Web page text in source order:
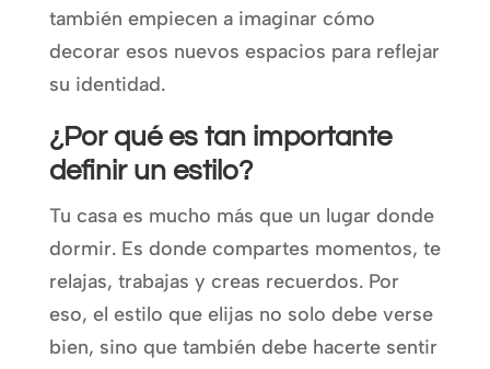
también empiecen a imaginar cómo
decorar esos nuevos espacios para reflejar
su identidad.
¿Por qué es tan importante
definir un estilo?
Tu casa es mucho más que un lugar donde
dormir. Es donde compartes momentos, te
relajas, trabajas y creas recuerdos. Por
eso, el estilo que elijas no solo debe verse
bien, sino que también debe hacerte sentir